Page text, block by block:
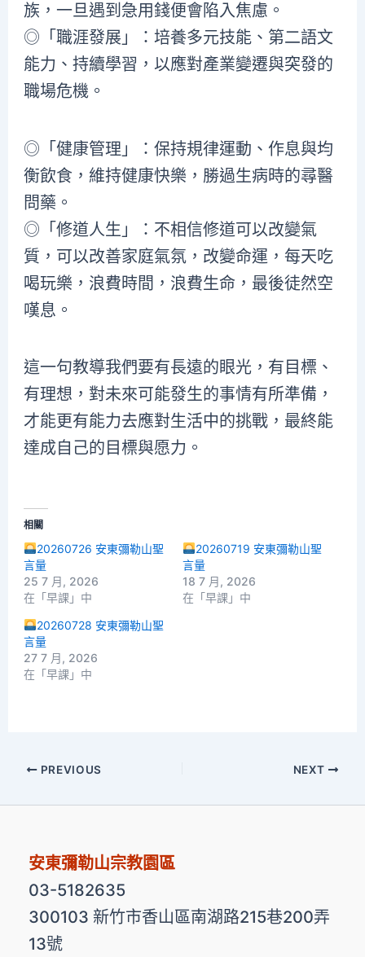
族，一旦遇到急用錢便會陷入焦慮。
◎「職涯發展」：培養多元技能、第二語文
能力、持續學習，以應對產業變遷與突發的
職場危機。
◎「健康管理」：保持規律運動、作息與均
衡飲食，維持健康快樂，勝過生病時的尋醫
問藥。
◎「修道人生」：不相信修道可以改變氣
質，可以改善家庭氣氛，改變命運，每天吃
喝玩樂，浪費時間，浪費生命，最後徒然空
嘆息。
這一句教導我們要有長遠的眼光，有目標、
有理想，對未來可能發生的事情有所準備，
才能更有能力去應對生活中的挑戰，最終能
達成自己的目標與愿力。
相關
20260726 安東彌勒山聖
言量
25 7 月, 2026
在「早課」中
20260719 安東彌勒山聖
言量
18 7 月, 2026
在「早課」中
20260728 安東彌勒山聖
言量
27 7 月, 2026
在「早課」中
PREVIOUS NEXT
安東彌勒山宗教園區
03-5182635
300103 新竹市香山區南湖路215巷200弄
13號